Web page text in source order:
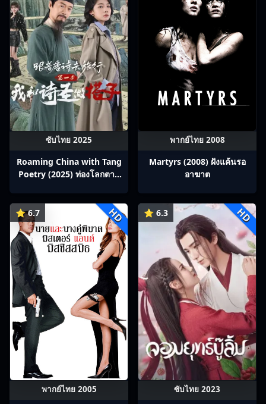
ซับไทย 2025
Roaming China with Tang
Poetry (2025) ท่องโลกตาม
พากย์ไทย 2008
Martyrs (2008) ฝังแค้นรอ
อาฆาต
⭐ 6.7 HD
พากย์ไทย 2005
⭐ 6.3 HD
ซับไทย 2023